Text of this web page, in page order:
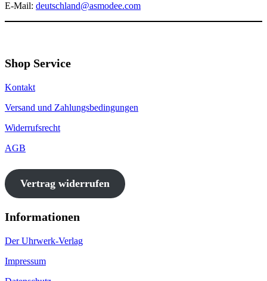
E-Mail: deutschland@asmodee.com
Shop Service
Kontakt
Versand und Zahlungsbedingungen
Widerrufsrecht
AGB
Vertrag widerrufen
Informationen
Der Uhrwerk-Verlag
Impressum